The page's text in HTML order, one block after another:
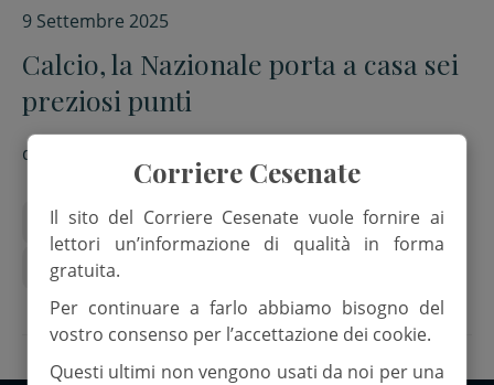
9 Settembre 2025
Calcio, la Nazionale porta a casa sei
preziosi punti
di
campionati mondiali 2026 gattuso
nazionale di calcio
Corriere Cesenate
Il sito del Corriere Cesenate vuole fornire ai
lettori un’informazione di qualità in forma
gratuita.
Per continuare a farlo abbiamo bisogno del
vostro consenso per l’accettazione dei cookie.
Questi ultimi non vengono usati da noi per una